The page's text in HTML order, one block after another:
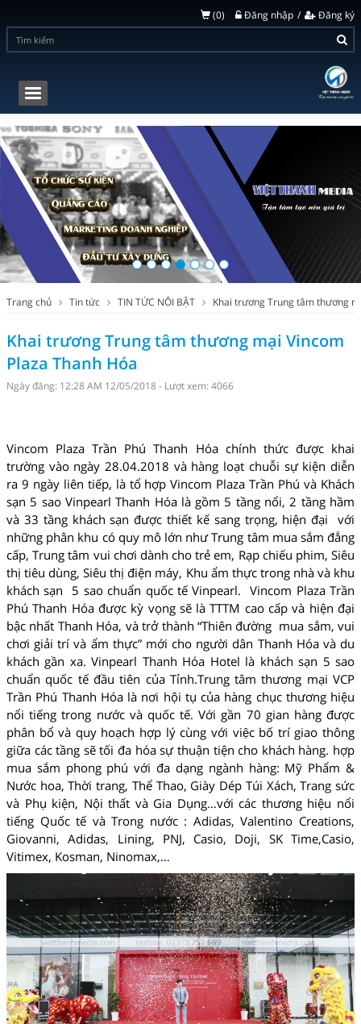
(0) Đăng nhập Đăng ký
Toggle
navigation
Trang chủ Tin tức TIN TỨC NÔI BẬT Khai trương Trung tâm thương
Khai trương Trung tâm thương mại Vincom
Plaza Thanh Hóa
Ngày đăng: 12:28 AM 12/05/2018 - Lượt xem: 4066
Vincom Plaza Trần Phú Thanh Hóa chính thức được khai
trường vào ngày 28.04.2018 và hàng loạt chuỗi sự kiện diễn
ra 9 ngày liên tiếp, là tổ hợp Vincom Plaza Trần Phú và Khách
sạn 5 sao Vinpearl Thanh Hóa là gồm 5 tầng nổi, 2 tầng hầm
và 33 tầng khách sạn được thiết kế sang trọng, hiện đại với
những phân khu có quy mô lớn như Trung tâm mua sắm đẳng
cấp, Trung tâm vui chơi dành cho trẻ em, Rạp chiếu phim, Siêu
thị tiêu dùng, Siêu thị điện máy, Khu ẩm thực trong nhà và khu
khách sạn 5 sao chuẩn quốc tế Vinpearl. Vincom Plaza Trần
Phú Thanh Hóa được kỳ vọng sẽ là TTTM cao cấp và hiện đại
bậc nhất Thanh Hóa, và trở thành “Thiên đường mua sắm, vui
chơi giải trí và ẩm thực” mới cho người dân Thanh Hóa và du
khách gần xa. Vinpearl Thanh Hóa Hotel là khách sạn 5 sao
chuẩn quốc tế đầu tiên của Tỉnh.Trung tâm thương mại VCP
Trần Phú Thanh Hóa là nơi hội tụ của hàng chục thương hiệu
nổi tiếng trong nước và quốc tế. Với gần 70 gian hàng được
phân bổ và quy hoạch hợp lý cùng với việc bố trí giao thông
giữa các tầng sẽ tối đa hóa sự thuận tiện cho khách hàng. hợp
mua sắm phong phú với đa dạng ngành hàng: Mỹ Phẩm &
Nước hoa, Thời trang, Thể Thao, Giày Dép Túi Xách, Trang sức
và Phụ kiện, Nội thất và Gia Dụng…với các thương hiệu nổi
tiếng Quốc tế và Trong nước : Adidas, Valentino Creations,
Giovanni, Adidas, Lining, PNJ, Casio, Doji, SK Time,Casio,
Vitimex, Kosman, Ninomax,…